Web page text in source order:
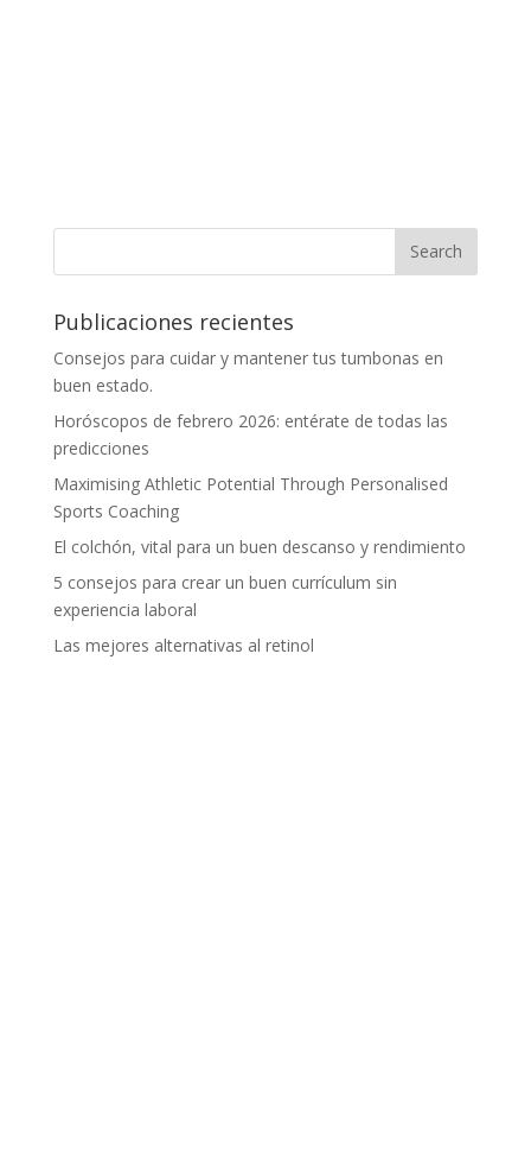
Publicaciones recientes
Consejos para cuidar y mantener tus tumbonas en
buen estado.
Horóscopos de febrero 2026: entérate de todas las
predicciones
Maximising Athletic Potential Through Personalised
Sports Coaching
El colchón, vital para un buen descanso y rendimiento
5 consejos para crear un buen currículum sin
experiencia laboral
Las mejores alternativas al retinol